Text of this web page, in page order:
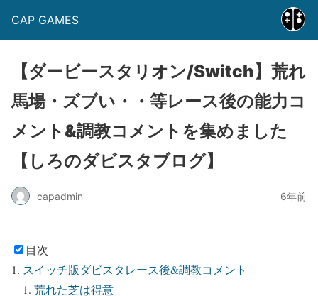
CAP GAMES
【ダービースタリオン/Switch】荒れ
馬場・ズブい・・等レース後の能力コ
メント&調教コメントを集めました
【しろのダビスタブログ】
capadmin 6年前
目次
スイッチ版ダビスタレース後&調教コメント
荒れた芝は得意